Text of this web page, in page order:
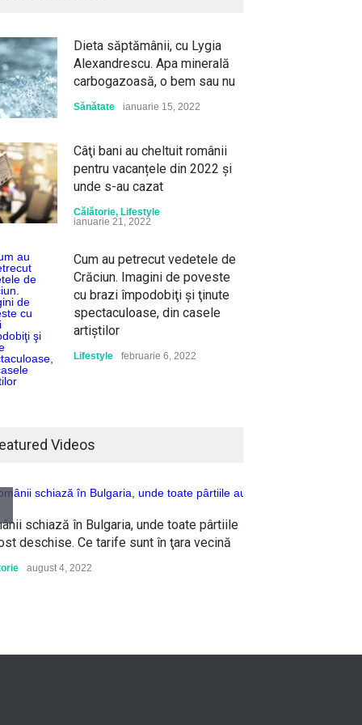
turiști nu au auzit.
străduțe de poveste,
și castele medievale
,Lume august 5, 2026
designerului și aduce în prim-
plan atât creațiile sale, cât și
controversele care i-au
marcat cariera – Aleph News
Dieta săptămânii, cu Lygia
Alexandrescu. Apa minerală
carbogazoasă, o bem sau nu
Sănătate ianuarie 15, 2022
Câţi bani au cheltuit românii
pentru vacanțele din 2022 și
unde s-au cazat
Călătorie, Lifestyle
ianuarie 21, 2022
Cum au petrecut vedetele de
Crăciun. Imagini de poveste
cu brazi împodobiţi şi ţinute
spectaculoase, din casele
artiştilor
Lifestyle februarie 6, 2022
două zile agățându-se de o
voi muri de frig
"Cum își protejează China
copiii și îi prostesc pe ai
Videos
schiază în Bulgaria, unde toate pârtiile
deschise. Ce tarife sunt în ţara vecină
august 4, 2022